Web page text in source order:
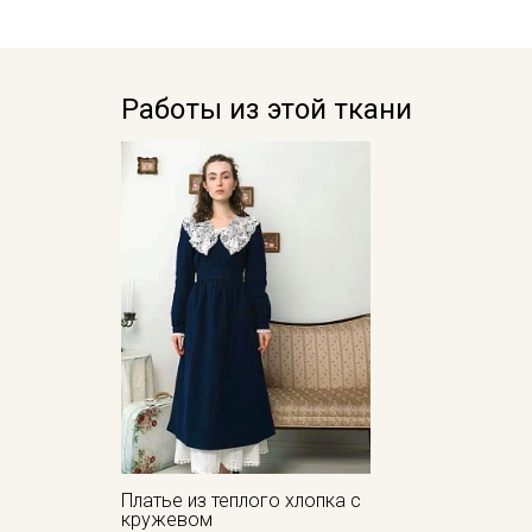
Работы из этой ткани
Платье из теплого хлопка с
кружевом